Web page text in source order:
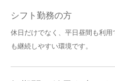
シフト勤務の方
休日だけでなく、平日昼間も利
も継続しやすい環境です。